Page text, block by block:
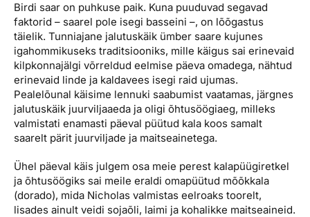
Birdi saar on puhkuse paik. Kuna puuduvad segavad
faktorid – saarel pole isegi basseini –, on lõõgastus
täielik. Tunniajane jalutuskäik ümber saare kujunes
igahommikuseks traditsiooniks, mille käigus sai erinevaid
kilpkonnajälgi võrreldud eelmise päeva omadega, nähtud
erinevaid linde ja kaldavees isegi raid ujumas.
Pealelõunal käisime lennuki saabumist vaatamas, järgnes
jalutuskäik juurviljaaeda ja oligi õhtusöögiaeg, milleks
valmistati enamasti päeval püütud kala koos samalt
saarelt pärit juurviljade ja maitseainetega.
Ühel päeval käis julgem osa meie perest kalapüügiretkel
ja õhtusöögiks sai meile eraldi omapüütud mõõkkala
(dorado), mida Nicholas valmistas eelroaks toorelt,
lisades ainult veidi sojaõli, laimi ja kohalikke maitseaineid.